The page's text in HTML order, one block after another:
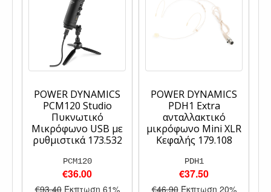
POWER DYNAMICS
PCM120 Studio
Πυκνωτικό
Μικρόφωνο USB με
ρυθμιστικά 173.532
PCM120
€36.00
€93.40 Έκπτωση 61%
POWER DYNAMICS
PDH1 Extra
ανταλλακτικό
μικρόφωνο Mini XLR
Κεφαλής 179.108
PDH1
€37.50
€46.90 Έκπτωση 20%